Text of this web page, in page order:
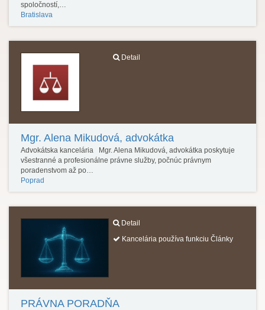
spoločností,…
Bratislava
Detail
Mgr. Alena Mikudová, advokátka
Advokátska kancelária Mgr. Alena Mikudová, advokátka poskytuje
všestranné a profesionálne právne služby, počnúc právnym
poradenstvom až po…
Poprad
Detail
Kancelária používa funkciu Články
PRÁVNA PORADŇA